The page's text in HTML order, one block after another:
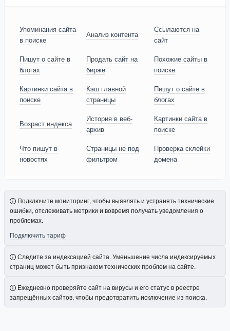
Упоминания сайта
в поиске
Анализ контента
Ссылаются на
сайт
Пишут о сайте в
блогах
Продать сайт на
бирже
Похожие сайты в
поиске
Картинки сайта в
поиске
Кэш главной
страницы
Пишут о сайте в
блогах
Возраст индекса
История в веб-
архив
Картинки сайта в
поиске
Что пишут в
новостях
Страницы не под
фильтром
Проверка склейки
домена
Подключите мониторинг, чтобы выявлять и устранять технические
ошибки, отслеживать метрики и вовремя получать уведомления о
проблемах.
Подключить тариф
Следите за индексацией сайта. Уменьшение числа индексируемых
страниц может быть признаком технических проблем на сайте.
Ежедневно проверяйте сайт на вирусы и его статус в реестре
запрещённых сайтов, чтобы предотвратить исключение из поиска.